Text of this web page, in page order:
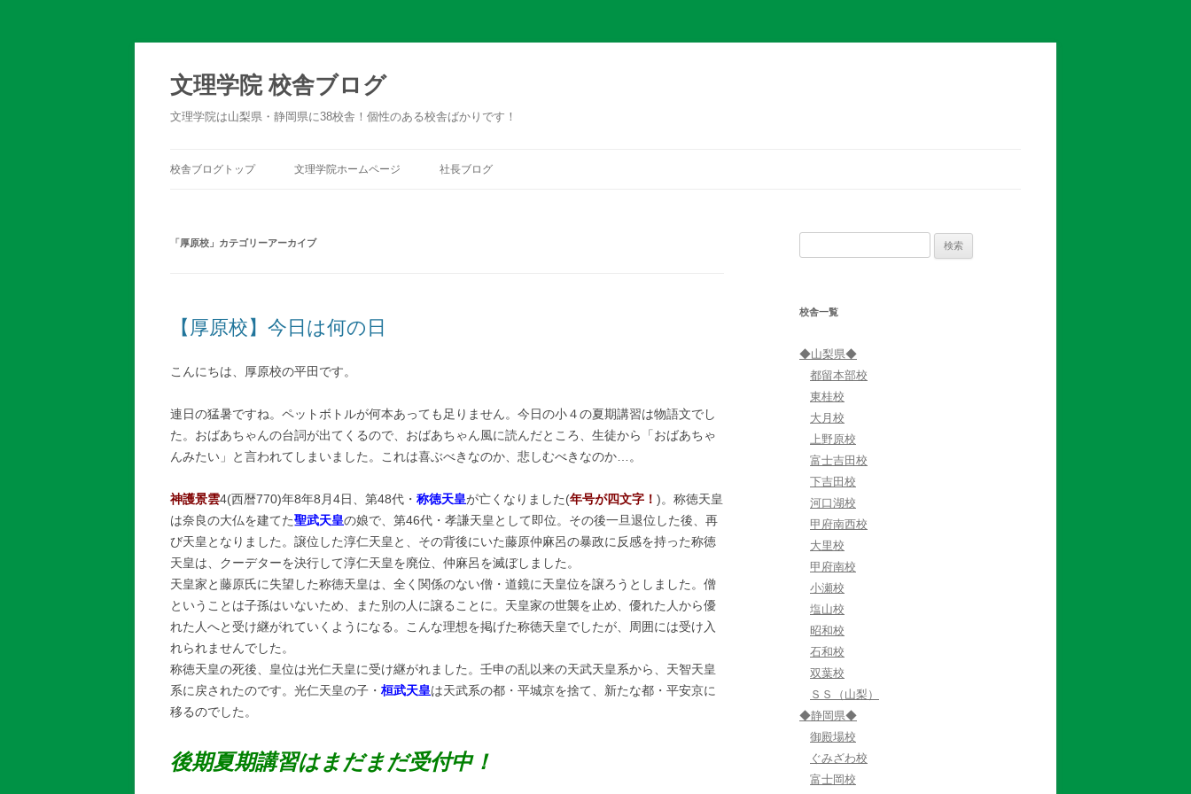
文理学院 校舎ブログ
文理学院は山梨県・静岡県に38校舎！個性のある校舎ばかりです！
校舎ブログトップ 文理学院ホームページ 社長ブログ
「厚原校 」カテゴリーアーカイブ
【厚原校】今日は何の日
こんにちは、厚原校の平田です。
連日の猛暑ですね。ペットボトルが何本あっても足りません。今日の小４の夏期講習は物語文でし
た。おばあちゃんの台詞が出てくるので、おばあちゃん風に読んだところ、生徒から「おばあちゃ
んみたい」と言われてしまいました。これは喜ぶべきなのか、悲しむべきなのか…。
神護景雲4(西暦770)年8年8月4日、第48代・ 称徳天皇が亡くなりました(年号が四文字！ )。称徳天皇
は奈良の大仏を建てた聖武天皇の娘で、第46代・孝謙天皇として即位。その後一旦退位した後、再
び天皇となりました。譲位した淳仁天皇と、その背後にいた藤原仲麻呂の暴政に反感を持った称徳
天皇は、クーデターを決行して淳仁天皇を廃位、仲麻呂を滅ぼしました。
天皇家と藤原氏に失望した称徳天皇は、全く関係のない僧・道鏡に天皇位を譲ろうとしました。僧
ということは子孫はいないため、また別の人に譲ることに。天皇家の世襲を止め、優れた人から優
れた人へと受け継がれていくようになる。こんな理想を掲げた称徳天皇でしたが、周囲には受け入
れられませんでした。
称徳天皇の死後、皇位は光仁天皇に受け継がれました。壬申の乱以来の天武天皇系から、天智天皇
系に戻されたのです。光仁天皇の子・ 桓武天皇は天武系の都・平城京を捨て、新たな都・平安京に
移るのでした。
後期夏期講習はまだまだ受付中！
校舎一覧
◆山梨県◆
都留本部校
東桂校
大月校
上野原校
富士吉田校
下吉田校
河口湖校
甲府南西校
大里校
甲府南校
小瀬校
塩山校
昭和校
石和校
双葉校
ＳＳ（山梨）
◆静岡県◆
御殿場校
ぐみざわ校
富士岡校